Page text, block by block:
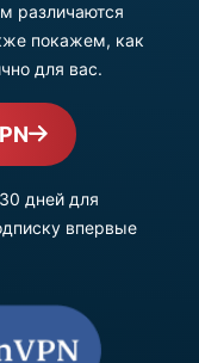
различаются
покажем, как
для вас.
дней для
впервые